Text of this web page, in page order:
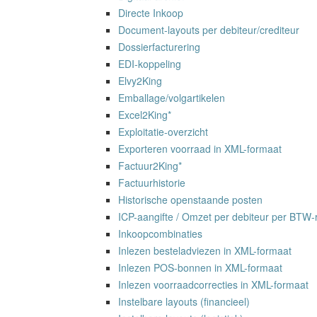
Directe Inkoop
Document-layouts per debiteur/crediteur
Dossierfacturering
EDI-koppeling
Elvy2King
Emballage/volgartikelen
Excel2King*
Exploitatie-overzicht
Exporteren voorraad in XML-formaat
Factuur2King*
Factuurhistorie
Historische openstaande posten
ICP-aangifte / Omzet per debiteur per
Inkoopcombinaties
Inlezen besteladviezen in XML-formaat
Inlezen POS-bonnen in XML-formaat
Inlezen voorraadcorrecties in XML-formaat
Instelbare layouts (financieel)